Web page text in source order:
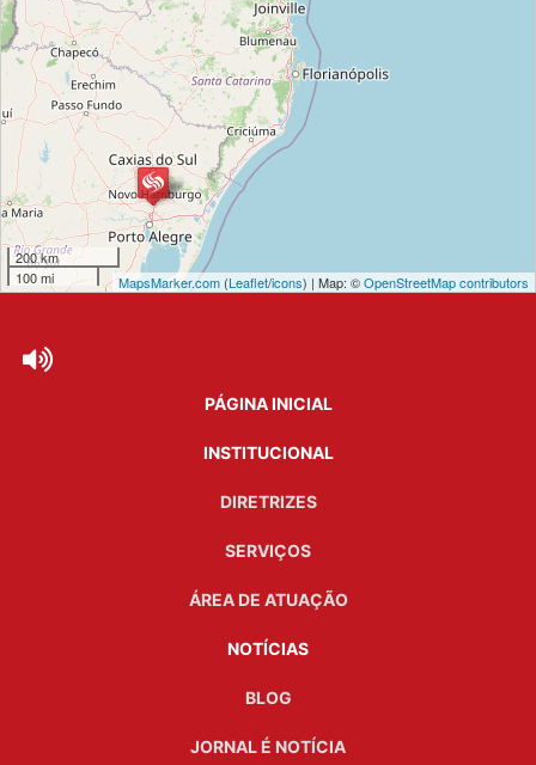
200 km
100 mi
MapsMarker.com (Leaflet/icons) | Map: ©OpenStreetMap contributors
PÁGINA INICIAL
INSTITUCIONAL
DIRETRIZES
SERVIÇOS
ÁREA DE ATUAÇÃO
NOTÍCIAS
BLOG
JORNAL É NOTÍCIA